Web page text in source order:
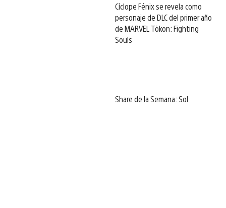
Cíclope Fénix se revela como
personaje de DLC del primer año
de MARVEL Tōkon: Fighting
Souls
Share de la Semana: Sol